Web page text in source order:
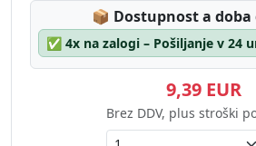
📦 Lagerstatus:
Dostupnost a
✅ 4x na zalogi – Pošiljanje v 24
9,39 EUR
Brez DDV, plus stroški